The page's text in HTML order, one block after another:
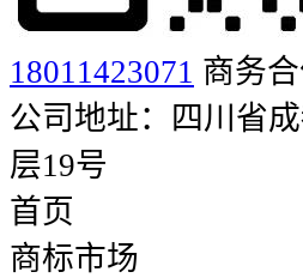
18011423071 商务
公司地址：四川省
层19号
首页
商标市场